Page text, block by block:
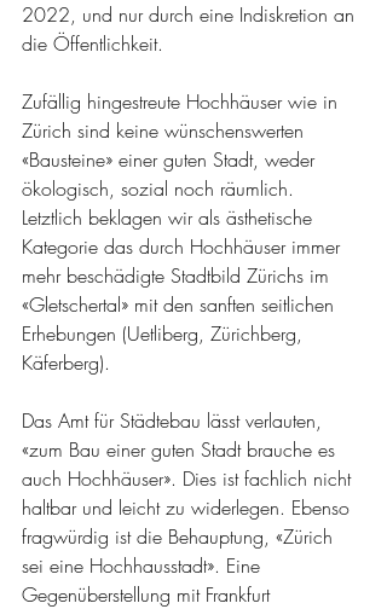
2022, und nur durch eine Indiskretion an
die Öffentlichkeit.
Zufällig hingestreute Hochhäuser wie in
Zürich sind keine wünschenswerten
«Bausteine» einer guten Stadt, weder
ökologisch, sozial noch räumlich.
Letztlich beklagen wir als ästhetische
Kategorie das durch Hochhäuser immer
mehr beschädigte Stadtbild Zürichs im
«Gletschertal» mit den sanften seitlichen
Erhebungen (Uetliberg, Zürichberg,
Käferberg).
Das Amt für Städtebau lässt verlauten,
«zum Bau einer guten Stadt brauche es
auch Hochhäuser». Dies ist fachlich nicht
haltbar und leicht zu widerlegen. Ebenso
fragwürdig ist die Behauptung, «Zürich
sei eine Hochhausstadt». Eine
Gegenüberstellung mit Frankfurt